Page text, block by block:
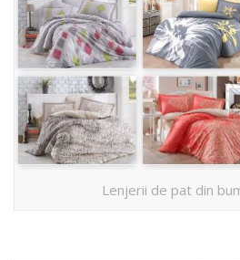
Lenjerii de pat din